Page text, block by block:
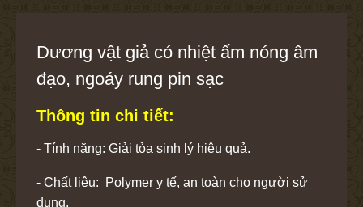
Dương vật giả có nhiệt ấm nóng âm
đạo, ngoáy rung pin sạc
Thông tin chi tiết:
- Tính năng: Giải tỏa sinh lý hiệu quả.
- Chất liệu: Polymer y tế, an toàn cho người sử
dụng.